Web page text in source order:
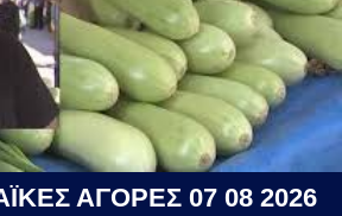
ΑΓΟΡΕΣ 07 08 2026